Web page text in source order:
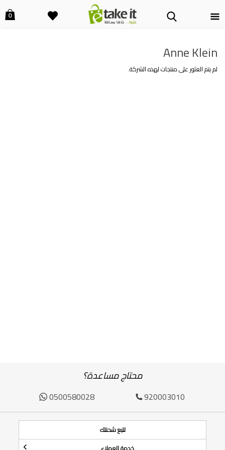
0
Anne Klein
لم يتم العثور على منتجات لهذه الشركة.
محتاج مساعدة؟
920003010
0500580028
تتبع شحنتك